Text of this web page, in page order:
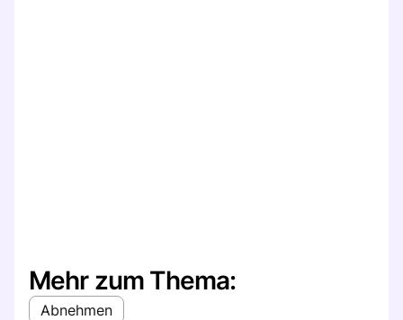
Mehr zum Thema:
Abnehmen